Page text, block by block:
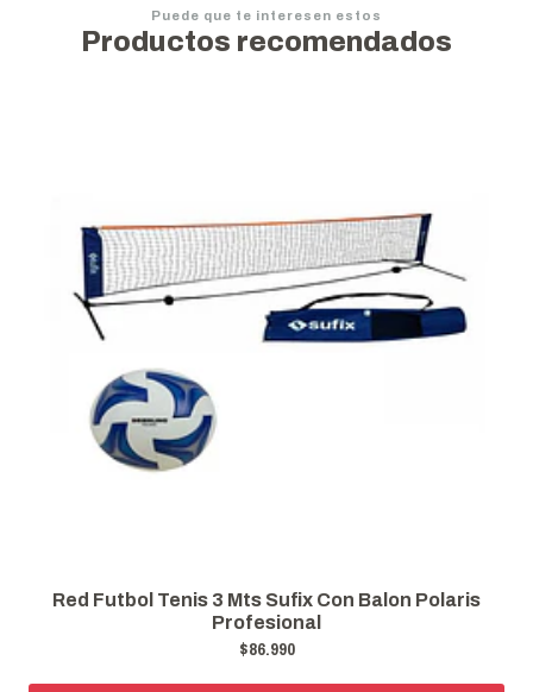
Puede que te interesen estos
Productos recomendados
Con Balon Polaris
Set De Red Futbol Tenis 4